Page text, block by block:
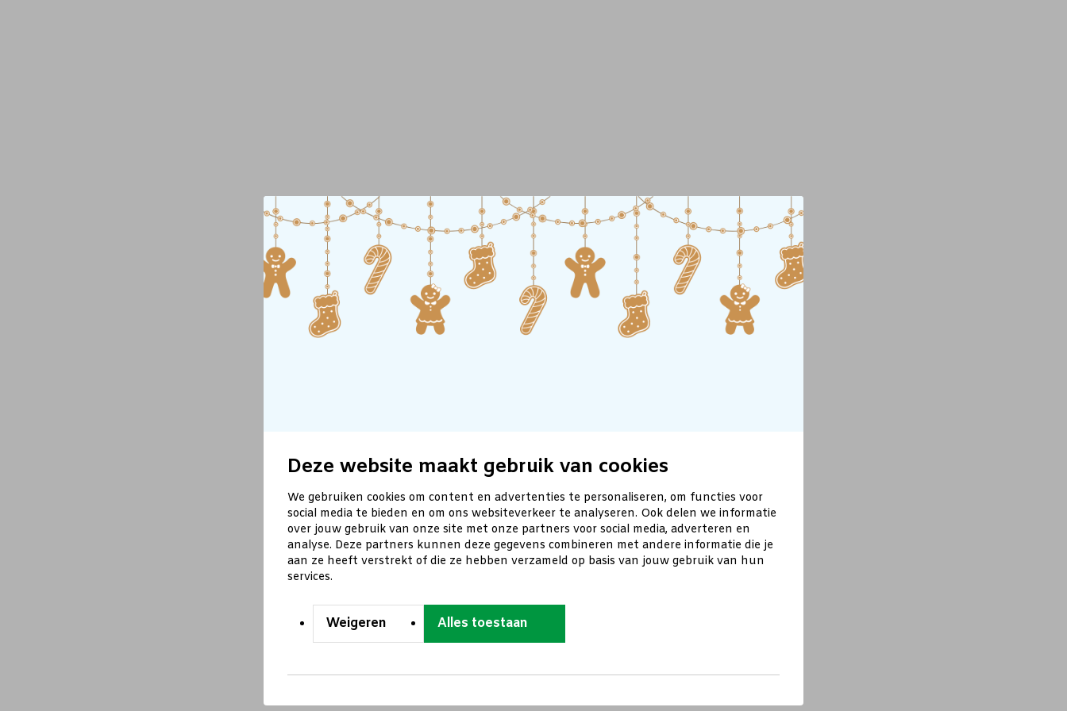
Deze website maakt gebruik van cookies
We gebruiken cookies om content en advertenties te personaliseren, om functies voor
social media te bieden en om ons websiteverkeer te analyseren. Ook delen we informatie
over jouw gebruik van onze site met onze partners voor social media, adverteren en
analyse. Deze partners kunnen deze gegevens combineren met andere informatie die je
aan ze heeft verstrekt of die ze hebben verzameld op basis van jouw gebruik van hun
services.
Weigeren Alles toestaan